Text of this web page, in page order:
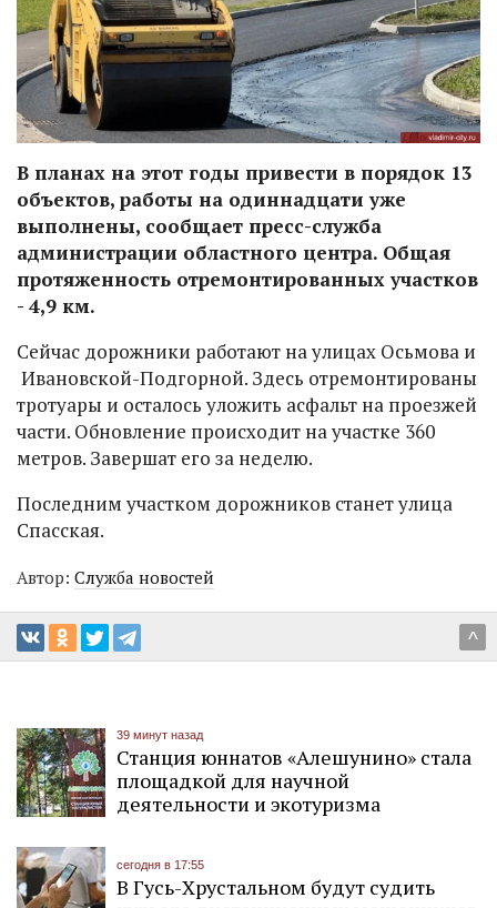
В планах на этот годы привести в порядок 13
объектов, работы на одиннадцати уже
выполнены, сообщает пресс-служба
администрации областного центра. Общая
протяженность отремонтированных участков
- 4,9 км.
Сейчас дорожники работают на улицах Осьмова и
Ивановской-Подгорной. Здесь отремонтированы
тротуары и осталось уложить асфальт на проезжей
части. Обновление происходит на участке 360
метров. Завершат его за неделю.
Последним участком дорожников станет улица
Спасская.
Автор: Служба новостей
^
39 минут назад
Станция юннатов «Алешунино» стала
площадкой для научной
деятельности и экотуризма
сегодня в 17:55
В Гусь-Хрустальном будут судить